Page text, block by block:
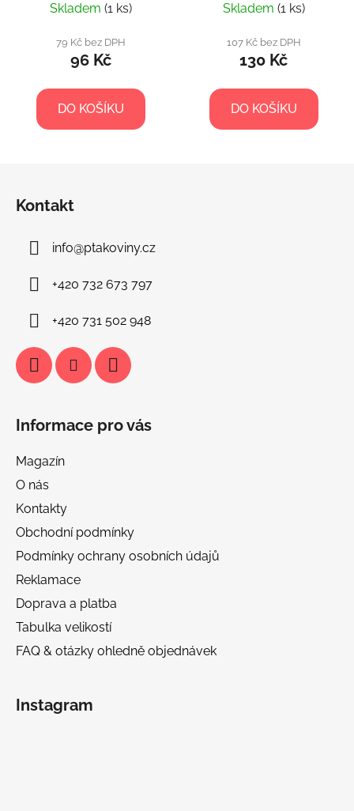
Skladem (1 ks)
79 Kč bez DPH
96 Kč
DO KOŠÍKU
Skladem (1 ks)
107 Kč bez DPH
130 Kč
DO KOŠÍKU
Kontakt
info@ptakoviny.cz
+420 732 673 797
+420 731 502 948
Informace pro vás
Magazín
O nás
Kontakty
Obchodní podmínky
Podmínky ochrany osobních údajů
Reklamace
Doprava a platba
Tabulka velikostí
FAQ & otázky ohledně objednávek
Instagram